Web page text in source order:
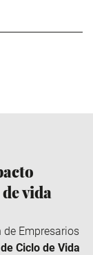
vida
de Empresarios
Ciclo de Vida